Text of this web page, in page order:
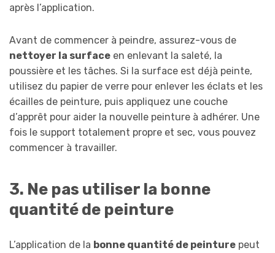
après l’application.
Avant de commencer à peindre, assurez-vous de
nettoyer la surface en enlevant la saleté, la
poussière et les tâches. Si la surface est déjà peinte,
utilisez du papier de verre pour enlever les éclats et les
écailles de peinture, puis appliquez une couche
d’apprêt pour aider la nouvelle peinture à adhérer. Une
fois le support totalement propre et sec, vous pouvez
commencer à travailler.
3. Ne pas utiliser la bonne
quantité de peinture
L’application de la bonne quantité de peinture peut